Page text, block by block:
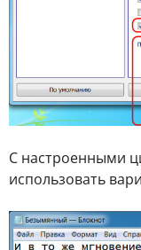
С настроенными
использовать